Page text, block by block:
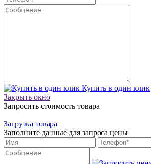
Купить в один клик
Закрыть окно
Запросить стоимость товара
Загрузка товара
Заполните данные для запроса цены